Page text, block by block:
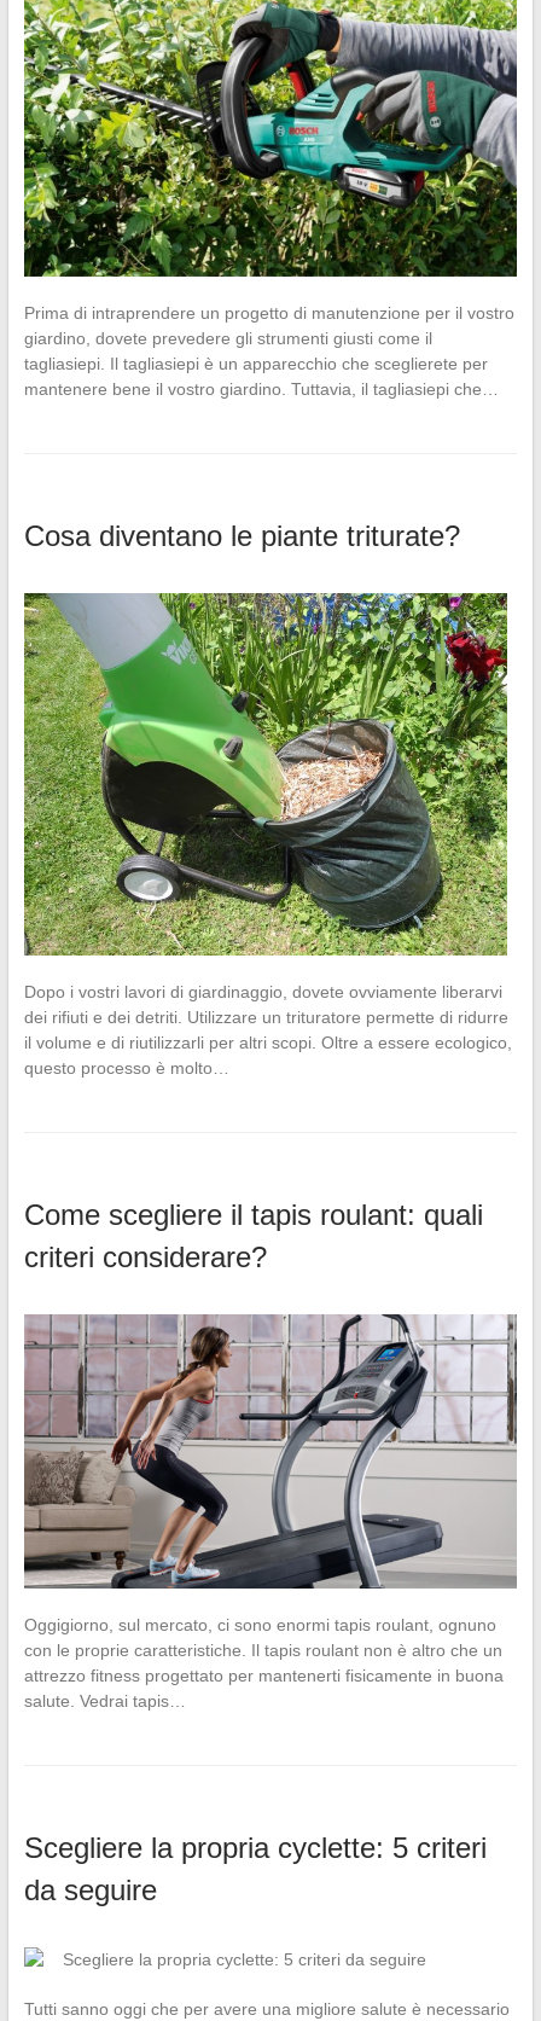
Prima di intraprendere un progetto di manutenzione per il vostro
giardino, dovete prevedere gli strumenti giusti come il
tagliasiepi. Il tagliasiepi è un apparecchio che sceglierete per
mantenere bene il vostro giardino. Tuttavia, il tagliasiepi che…
Cosa diventano le piante triturate?
Dopo i vostri lavori di giardinaggio, dovete ovviamente liberarvi
dei rifiuti e dei detriti. Utilizzare un trituratore permette di ridurre
il volume e di riutilizzarli per altri scopi. Oltre a essere ecologico,
questo processo è molto…
Come scegliere il tapis roulant: quali
criteri considerare?
Oggigiorno, sul mercato, ci sono enormi tapis roulant, ognuno
con le proprie caratteristiche. Il tapis roulant non è altro che un
attrezzo fitness progettato per mantenerti fisicamente in buona
salute. Vedrai tapis…
Scegliere la propria cyclette: 5 criteri
da seguire
Tutti sanno oggi che per avere una migliore salute è necessario